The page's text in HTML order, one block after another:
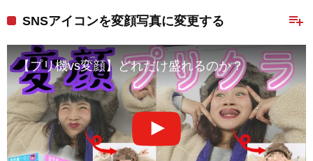
playlist_add
SNSアイコンを変顔写真に変更する
【プリ機vs変顔】どれだけ盛れるのか？